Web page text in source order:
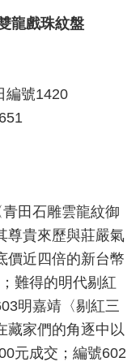
龍戲珠紋盤
編號1420
田石雕雲龍紋御
尊貴來歷與莊嚴氣
價近四倍的新台幣
難得的明代剔紅
明嘉靖〈剔紅三
藏家們的角逐中以
元成交；編號602